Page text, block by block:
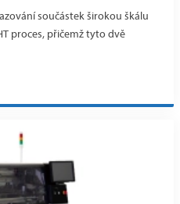
součástek širokou škálu
proces, přičemž tyto dvě